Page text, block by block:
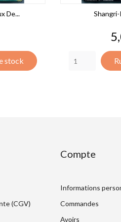
De...
stock
(CGV)
Compte
Informations
Commandes
Avoirs